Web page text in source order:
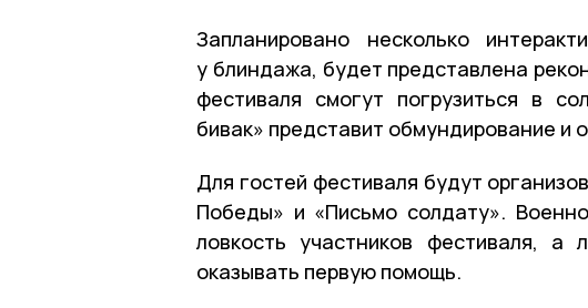
Запланировано несколько
у блиндажа, будет представлена
фестиваля смогут погрузиться в
бивак» представит обмундирование и
Для гостей фестиваля будут
Победы» и «Письмо солдату».
ловкость участников фестиваля, а
оказывать первую помощь.